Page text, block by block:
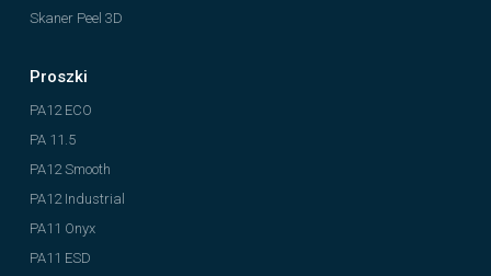
Skaner Peel 3D
Proszki
PA12 ECO
PA 11.5
PA12 Smooth
PA12 Industrial
PA11 Onyx
PA11 ESD